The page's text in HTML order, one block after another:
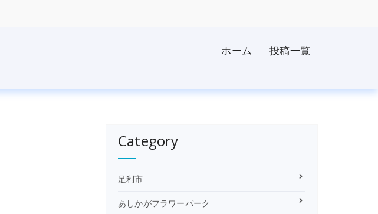
ホーム 投稿一覧
Category
足利市
あしかがフラワーパーク